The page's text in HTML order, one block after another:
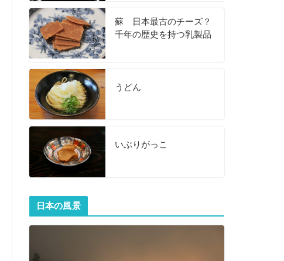
蘇 日本最古のチーズ？
千年の歴史を持つ乳製品
うどん
いぶりがっこ
日本の風景